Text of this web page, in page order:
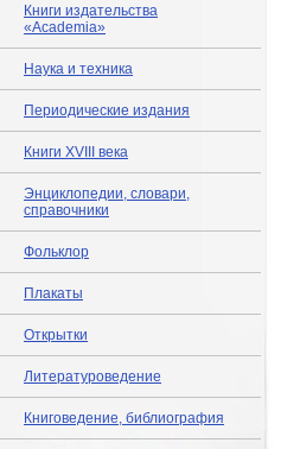
Книги издательства
«Academia»
Наука и техника
Периодические издания
Книги XVIII века
Энциклопедии, словари,
справочники
Фольклор
Плакаты
Открытки
Литературоведение
Книговедение, библиография